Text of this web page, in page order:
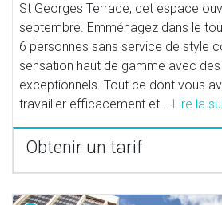
St Georges Terrace, cet espace
septembre. Emménagez dans le
6 personnes sans service de style
sensation haut de gamme avec
exceptionnels. Tout ce dont vous
travailler efficacement et... Lire la
Obtenir un tarif